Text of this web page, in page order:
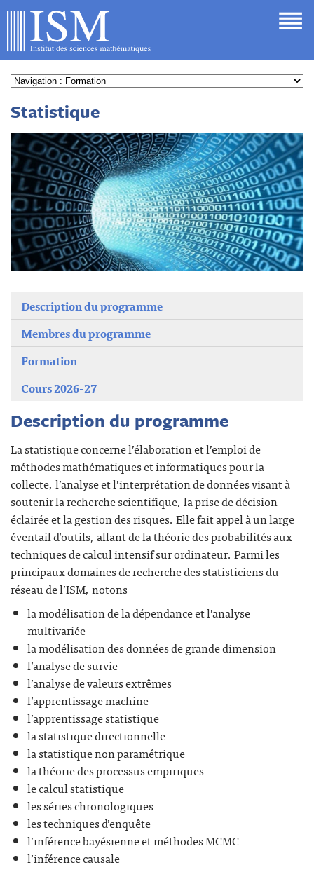
Statistique
Description du programme
Membres du programme
Formation
Cours 2026-27
Description du programme
La statistique concerne l’élaboration et l’emploi de
méthodes mathématiques et informatiques pour la
collecte, l’analyse et l’interprétation de données visant à
soutenir la recherche scientifique, la prise de décision
éclairée et la gestion des risques. Elle fait appel à un large
éventail d’outils, allant de la théorie des probabilités aux
techniques de calcul intensif sur ordinateur. Parmi les
principaux domaines de recherche des statisticiens du
réseau de l’ISM, notons
la modélisation de la dépendance et l’analyse
multivariée
la modélisation des données de grande dimension
l’analyse de survie
l’analyse de valeurs extrêmes
l’apprentissage machine
l’apprentissage statistique
la statistique directionnelle
la statistique non paramétrique
la théorie des processus empiriques
le calcul statistique
les séries chronologiques
les techniques d’enquête
l’inférence bayésienne et méthodes MCMC
l’inférence causale